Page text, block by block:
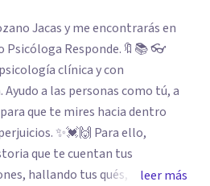
Jacas y me encontrarás en
Psicóloga Responde.🔖📚 👓
clínica y con
✨💓🙌 Para ello,
tus
leer más